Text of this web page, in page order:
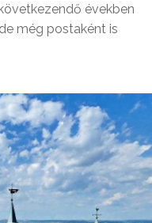
években
még postaként is